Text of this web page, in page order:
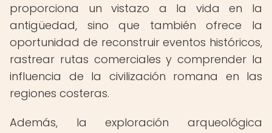
proporciona un vistazo a la vida en la
antigüedad, sino que también ofrece la
oportunidad de reconstruir eventos históricos,
rastrear rutas comerciales y comprender la
influencia de la civilización romana en las
regiones costeras.
Además, la exploración arqueológica